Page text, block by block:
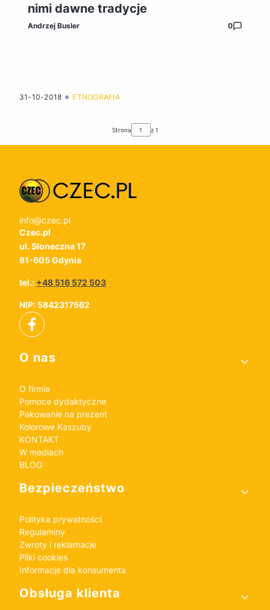
nimi dawne tradycje
Andrzej Busler 0
31-10-2018 ETNOGRAFIA
Strona z 1
info@czec.pl
Czec.pl
ul. Słoneczna 17
81-605 Gdynia
tel.: +48 516 572 503
NIP: 5842317562
Linki w stopce
O nas
O firmie
Pomoce dydaktyczne
Pakowanie na prezent
Kolorowe Kaszuby
KONTAKT
W mediach
BLOG
Bezpieczeństwo
Polityka prywatności
Regulaminy
Zwroty i reklamacje
Pliki cookies
Informacje dla konsumenta
Obsługa klienta